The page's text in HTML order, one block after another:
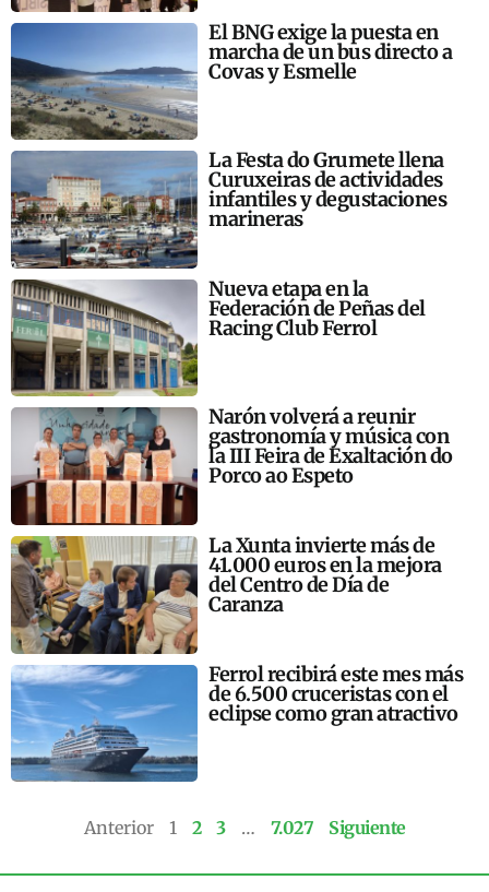
El BNG exige la puesta en
marcha de un bus directo a
Covas y Esmelle
La Festa do Grumete llena
Curuxeiras de actividades
infantiles y degustaciones
marineras
Nueva etapa en la
Federación de Peñas del
Racing Club Ferrol
Narón volverá a reunir
gastronomía y música con
la III Feira de Exaltación do
Porco ao Espeto
La Xunta invierte más de
41.000 euros en la mejora
del Centro de Día de
Caranza
Ferrol recibirá este mes más
de 6.500 cruceristas con el
eclipse como gran atractivo
Anterior 1 2 3 … 7.027 Siguiente